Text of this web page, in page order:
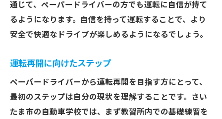
通じて、ペーパードライバーの方でも運転に自信が持て
るようになります。自信を持って運転することで、より
安全で快適なドライブが楽しめるようになるでしょう。
運転再開に向けたステップ
ペーパードライバーから運転再開を目指す方にとって、
最初のステップは自分の現状を理解することです。さい
たま市の自動車学校では、まず教習所内での基礎練習を